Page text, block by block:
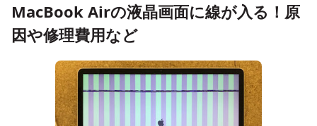
MacBook Airの液晶画面に線が入る！原
因や修理費用など